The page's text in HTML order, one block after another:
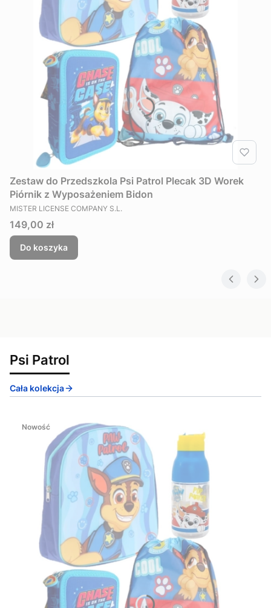
Zestaw do Przedszkola Psi Patrol Plecak 3D Worek
Piórnik z Wyposażeniem Bidon
PRODUCENT
MISTER LICENSE COMPANY S.L.
Cena
149,00 zł
Do koszyka
Psi Patrol
Cała kolekcja
Nowość